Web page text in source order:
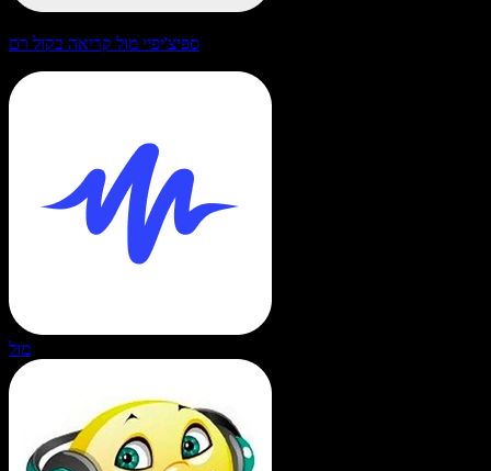
ספיצ'יפיי מול קריאה בקול רם
מול